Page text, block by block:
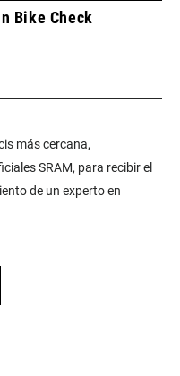
Bike Check
más cercana,
SRAM, para recibir el
de un experto en